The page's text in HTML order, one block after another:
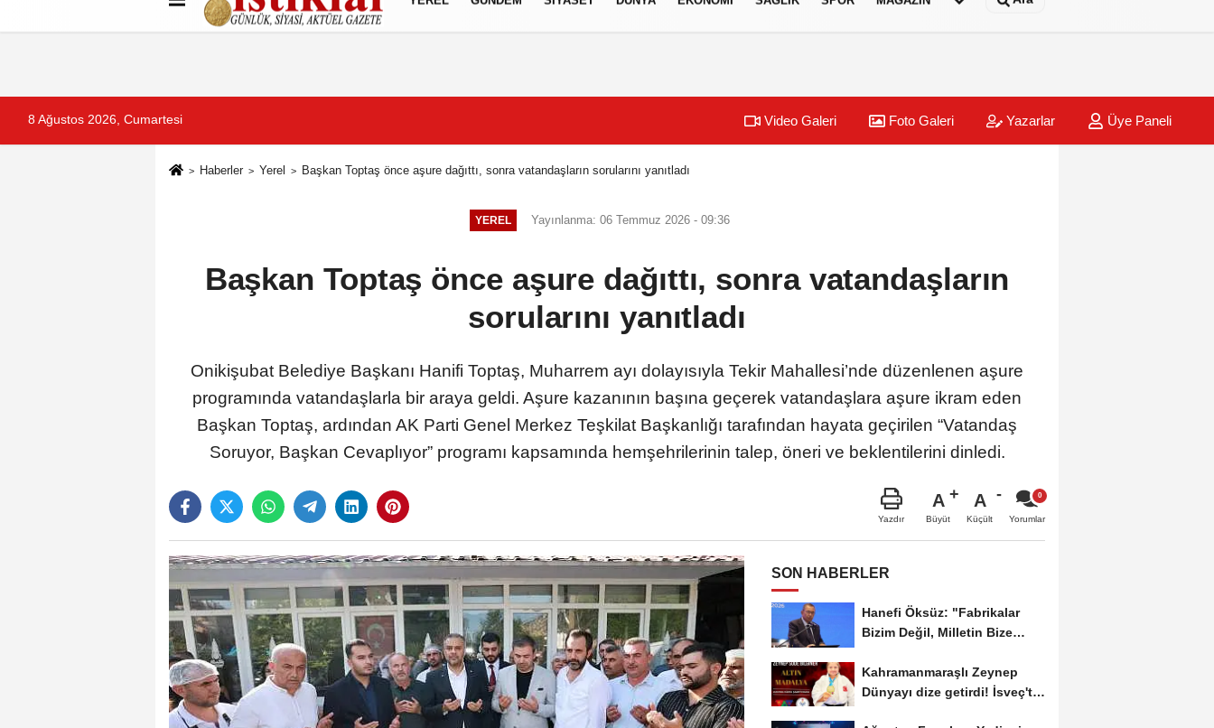
Künye İletişim Çerez Politikası
8 Ağustos 2026, Cumartesi Video Galeri Foto Galeri Yazarlar Üye Paneli
Haberler Yerel Başkan Toptaş önce aşure dağıttı, sonra vatandaşların sorularını yanıtladı
YEREL Yayınlanma: 06 Temmuz 2026 - 09:36
Başkan Toptaş önce aşure dağıttı, sonra vatandaşların
sorularını yanıtladı
Onikişubat Belediye Başkanı Hanifi Toptaş, Muharrem ayı dolayısıyla Tekir Mahallesi’nde düzenlenen aşure
programında vatandaşlarla bir araya geldi. Aşure kazanının başına geçerek vatandaşlara aşure ikram eden
Başkan Toptaş, ardından AK Parti Genel Merkez Teşkilat Başkanlığı tarafından hayata geçirilen “Vatandaş
Soruyor, Başkan Cevaplıyor” programı kapsamında hemşehrilerinin talep, öneri ve beklentilerini dinledi.
Yazdır
A
Büyüt
A
Küçült Yorumlar
SON HABERLER
Hanefi Öksüz: "Fabrikalar
Bizim Değil, Milletin Bize
Kahramanmaraşlı Zeynep
Dünyayı dize getirdi! İsveç'te